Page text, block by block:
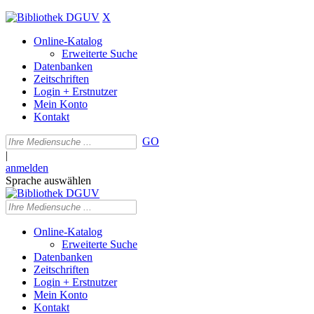
X
Online-Katalog
Erweiterte Suche
Datenbanken
Zeitschriften
Login + Erstnutzer
Mein Konto
Kontakt
GO
|
anmelden
Sprache auswählen
Online-Katalog
Erweiterte Suche
Datenbanken
Zeitschriften
Login + Erstnutzer
Mein Konto
Kontakt